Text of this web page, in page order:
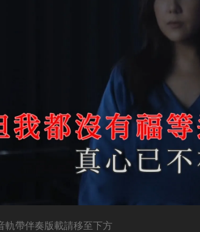
軌帶伴奏版載請移至下方